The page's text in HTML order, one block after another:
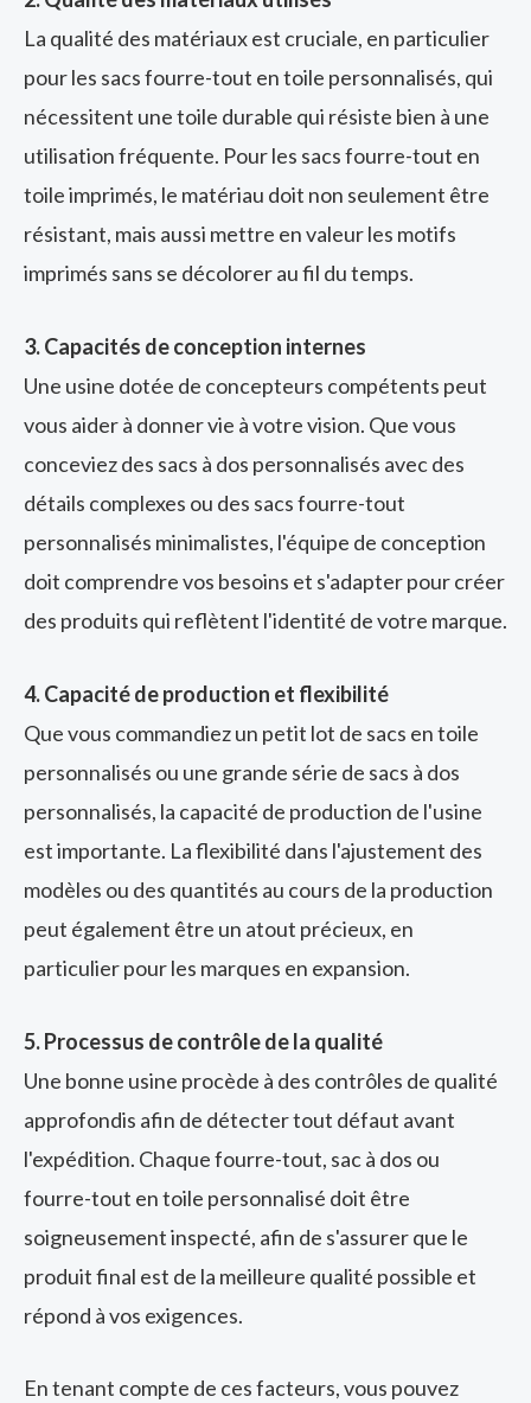
La qualité des matériaux est cruciale, en particulier
pour les sacs fourre-tout en toile personnalisés, qui
nécessitent une toile durable qui résiste bien à une
utilisation fréquente. Pour les sacs fourre-tout en
toile imprimés, le matériau doit non seulement être
résistant, mais aussi mettre en valeur les motifs
imprimés sans se décolorer au fil du temps.
3. Capacités de conception internes
Une usine dotée de concepteurs compétents peut
vous aider à donner vie à votre vision. Que vous
conceviez des sacs à dos personnalisés avec des
détails complexes ou des sacs fourre-tout
personnalisés minimalistes, l'équipe de conception
doit comprendre vos besoins et s'adapter pour créer
des produits qui reflètent l'identité de votre marque.
4. Capacité de production et flexibilité
Que vous commandiez un petit lot de sacs en toile
personnalisés ou une grande série de sacs à dos
personnalisés, la capacité de production de l'usine
est importante. La flexibilité dans l'ajustement des
modèles ou des quantités au cours de la production
peut également être un atout précieux, en
particulier pour les marques en expansion.
5. Processus de contrôle de la qualité
Une bonne usine procède à des contrôles de qualité
approfondis afin de détecter tout défaut avant
l'expédition. Chaque fourre-tout, sac à dos ou
fourre-tout en toile personnalisé doit être
soigneusement inspecté, afin de s'assurer que le
produit final est de la meilleure qualité possible et
répond à vos exigences.
En tenant compte de ces facteurs, vous pouvez